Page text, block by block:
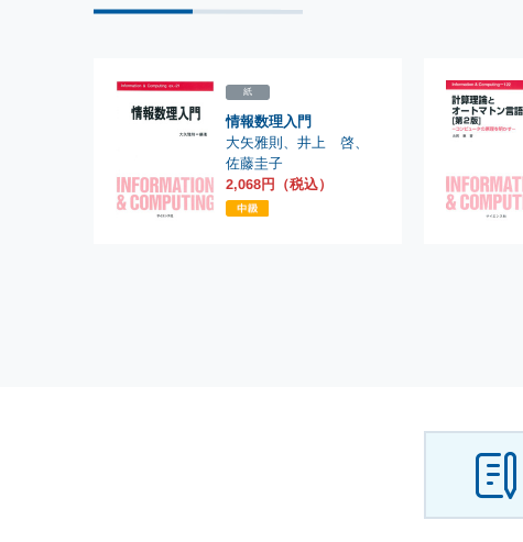
紙
情報数理入門
大矢雅則 、井上 啓、
佐藤圭子
2,068円（税込）